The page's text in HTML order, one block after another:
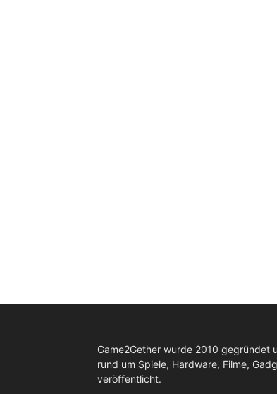
Game2Gether wurde 2010 gegründet
rund um Spiele, Hardware, Filme,
veröffentlicht.